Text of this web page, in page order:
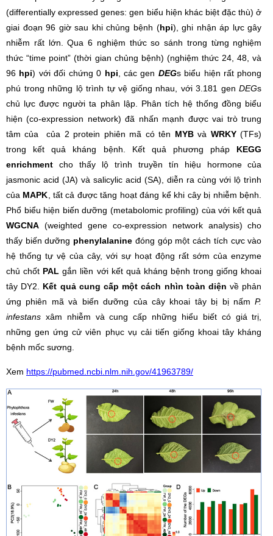
(differentially expressed genes: gen biểu hiện khác biệt đặc thù) ở
giai đoạn 96 giờ sau khi chủng bệnh (hpi), ghi nhận áp lực gây
nhiễm rất lớn. Qua 6 nghiệm thức so sánh trong từng nghiệm
thức “time point” (thời gian chủng bệnh) (nghiệm thức 24, 48, và
96 hpi) với đối chứng 0 hpi , các gen DEGs biểu hiện rất phong
phú trong những lộ trình tự vệ giống nhau, với 3.181 genDEGs
chủ lực được người ta phân lập. Phân tích hệ thống đồng biểu
hiện (co-expression network) đã nhấn mạnh được vai trò trung
tâm của của 2 protein phiên mã có tên MYBvà WRKY(TFs)
trong kết quả kháng bệnh. Kết quả phương pháp KEGG
enrichment cho thấy lộ trình truyền tín hiệu hormone của
jasmonic acid (JA) và salicylic acid (SA), diễn ra cùng với lộ trình
của MAPK , tất cả được tăng hoạt đáng kể khi cây bị nhiễm bệnh.
Phổ biểu hiện biến dưỡng (metabolomic profiling) cùa với kết quả
WGCNA (weighted gene co-expression network analysis) cho
thấy biến dưỡng phenylalanine đóng góp một cách tích cực vào
hệ thống tự vệ của cây, với sự hoạt động rất sớm của enzyme
chủ chốt PAL gắn liền với kết quả kháng bệnh trong giống khoai
tây DY2.
Kết quả cung cấp một cách nhìn toàn diện về phản
ứng phiên mã và biến dưỡng của cây khoai tây bị bị nấmP.
infestans xâm nhiễm và cung cấp những hiểu biết có giá trị,
những gen ứng cử viên phục vụ cải tiến giống khoai tây kháng
bệnh mốc sương.
Xem https://pubmed.ncbi.nlm.nih.gov/41963789/